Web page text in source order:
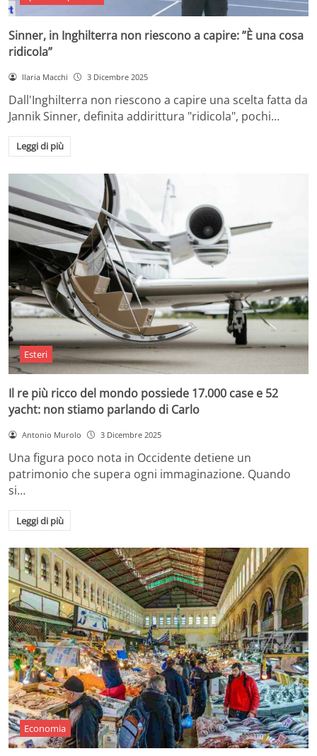
Sinner, in Inghilterra non riescono a capire: ”È una cosa
ridicola”
Ilaria Macchi 3 Dicembre 2025
Dall'Inghilterra non riescono a capire una scelta fatta da
Jannik Sinner, definita addirittura "ridicola", pochi…
Leggi di più
Esteri
Il re più ricco del mondo possiede 17.000 case e 52
yacht: non stiamo parlando di Carlo
Antonio Murolo 3 Dicembre 2025
Una figura poco nota in Occidente detiene un
patrimonio che supera ogni immaginazione. Quando
si…
Leggi di più
Economia